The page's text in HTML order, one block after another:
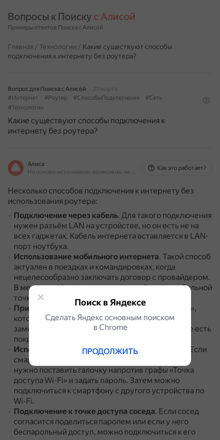
Вопросы к Поиску с Алисой
Примеры ответов Поиска с Алисой
Главная / Технологии / Какие существуют способы
подключения к интернету без роутера?
Вопрос для Поиска с Алисой
20 марта
#Интернет
#Роутер #СпособыПодключения
#Сеть
#Технологии
Какие существуют способы подключения к
интернету без роутера?
Алиса
На основе источников, возможны неточности
Как это работает?
Несколько способов подключения к интернету без
использования роутера:
Подключение через кабель. Для такого подключения
нужен разъём LAN на устройстве, но он есть не на
всех гаджетах. Кабель интернета вставляется в LAN-
порт ноутбука.
Использование мобильного интернета. Такой способ
актуален в поездках и командировках, когда
нецелесообразно заключать договор с провайдером.
В меню телефона находятся настройки для мобильной
точки доступа.
Применение мобильного модема.Это «флэшка»,
которая вставляется в USB-разъём ноутбука и
заменяет собой кабель.Модем работает там, где есть
покрытие провайдера.
Использование смартфона как точки доступа
Если
смартфон подключён к интернету, в настройках
нужно поставить галочку напротив графы «Точка
доступа Wi-Fi» и задать пароль. Затем можно
подключиться к смартфону с другого устройства по
Wi-Fi.
Подключение к точке доступа соседа. Если сосед
согласится поделиться паролем или если у него
беспарольный доступ, можно подключиться к его
Поиск в Яндексе
Сделать Яндекс основным поиском
в Сhrome
ПРОДОЛЖИТЬ